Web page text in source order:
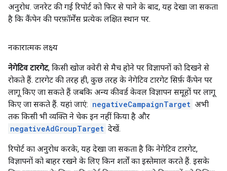
अनुरोध. जनरेट की गई रिपोर्ट को फिर से पाने के बाद, यह देखा जा सकता
है कि कैंपेन की परफ़ॉर्मेंस प्रत्येक लक्षित स्थान पर.
नकारात्मक लक्ष्य
नेगेटिव टारगेट, किसी खोज क्वेरी से मैच होने पर विज्ञापनों को दिखने से
रोकते हैं. टारगेट की तरह ही, कुछ तरह के नेगेटिव टारगेट सिर्फ़ कैंपेन पर
लागू किए जा सकते हैं जबकि अन्य कीवर्ड केवल विज्ञापन समूहों पर लागू
किए जा सकते हैं. यहां जाएं: negativeCampaignTarget अभी
तक किसी भी व्यक्ति ने चेक इन नहीं किया है और
negativeAdGroupTarget देखें.
रिपोर्ट का अनुरोध करके, यह देखा जा सकता है कि नेगेटिव टारगेट,
विज्ञापनों को बाहर रखने के लिए किन शर्तों का इस्तेमाल करते हैं. इसके